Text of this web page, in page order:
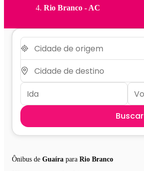
Rio Branco - AC
Buscar
Ônibus de Guaíra para Rio Branco